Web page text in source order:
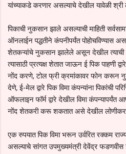
यांच्याकडे करणार असल्याचे देखील यावेळी श्री
पिकाची नुकसान झाले असल्याची माहिती
ऑनलाईन पद्धतीने कंपनीपर्यंत पोहोचविण्यास
शेतकऱ्यांचे नुकसान झालेले असून देखील त्याची
त्यासाठी प्रत्यक्ष शेतात जाऊन ई पिक पाहणी
नोंद करणे, टोल फ्री क्रमांकावर फोन करून
देणे, ई-मेल द्वारे पिक विमा कंपन्यांना पिकांची
ऑफलाइन फॉर्म द्वारे देखील विमा कंपन्यापर्यंत
नोंद शेतकरी करू शकतात असे देखील लोणीकर
एक रुपयात पिक विमा भरून उर्वरित रक्कम
असल्याचे सांगत उपमुख्यमंत्री देवेंद्र फडणवीस